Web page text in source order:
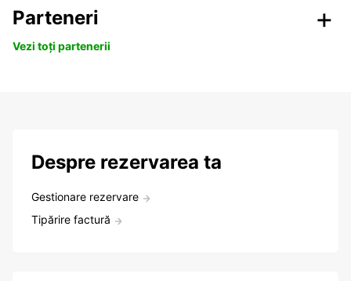
Parteneri
Vezi toți partenerii
Despre rezervarea ta
Gestionare rezervare
Tipărire factură